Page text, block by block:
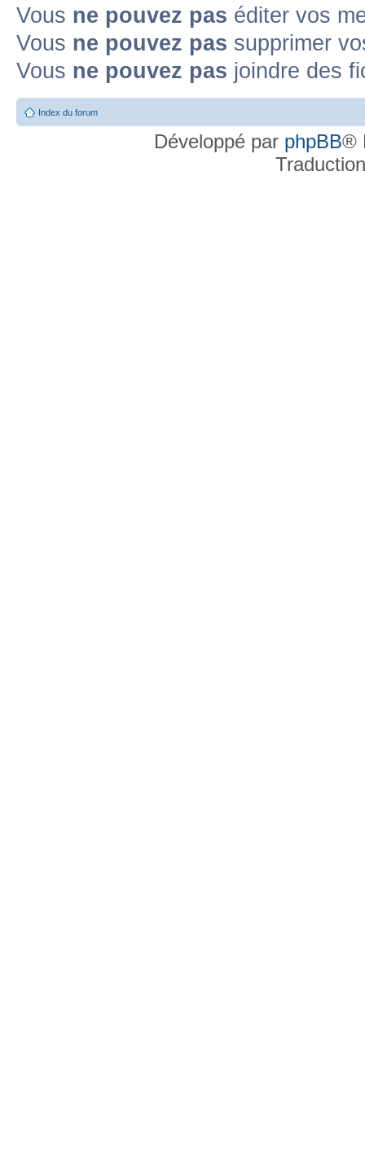
Vous ne pouvez pas éditer vos
Vous ne pouvez pas supprimer
Vous ne pouvez pas joindre des
Index du forum
Développé par phpBB®